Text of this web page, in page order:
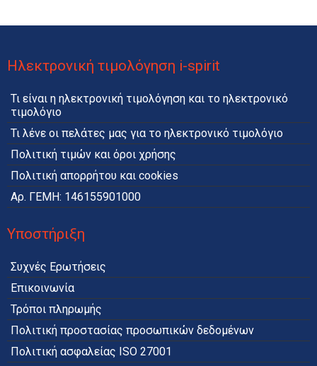
Ηλεκτρονική τιμολόγηση i-spirit
Τι είναι η ηλεκτρονική τιμολόγηση και το ηλεκτρονικό
τιμολόγιο
Τι λένε οι πελάτες μας για το ηλεκτρονικό τιμολόγιο
Πολιτική τιμών και όροι χρήσης
Πολιτική απορρήτου και cookies
Αρ. ΓΕΜΗ: 146155901000
Υποστήριξη
Συχνές Ερωτήσεις
Επικοινωνία
Τρόποι πληρωμής
Πολιτική προστασίας προσωπικών δεδομένων
Πολιτική ασφαλείας ISO 27001